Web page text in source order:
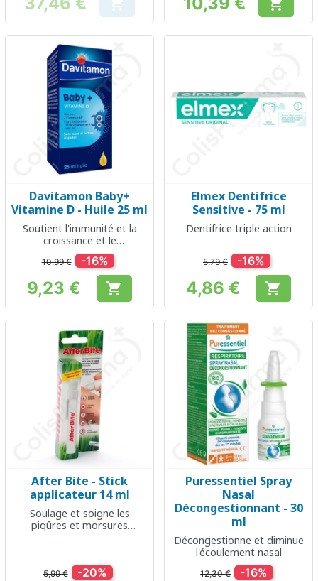
Prix  Prix 
Davitamon Baby+
Vitamine D - Huile 25 ml
Soutient l'immunité et la
croissance et le
développement des os chez
les bébés
10,99 € -16%
Prix
9,23 € 
Elmex Dentifrice
Sensitive - 75 ml
Dentifrice triple action
5,79 € -16%
Prix
4,86 € 
After Bite - Stick
applicateur 14 ml
Soulage et soigne les
piqûres et morsures
5,99 € -20%
Puressentiel Spray
Nasal
Décongestionnant - 30
ml
Décongestionne et diminue
l'écoulement nasal
12,30 € -16%